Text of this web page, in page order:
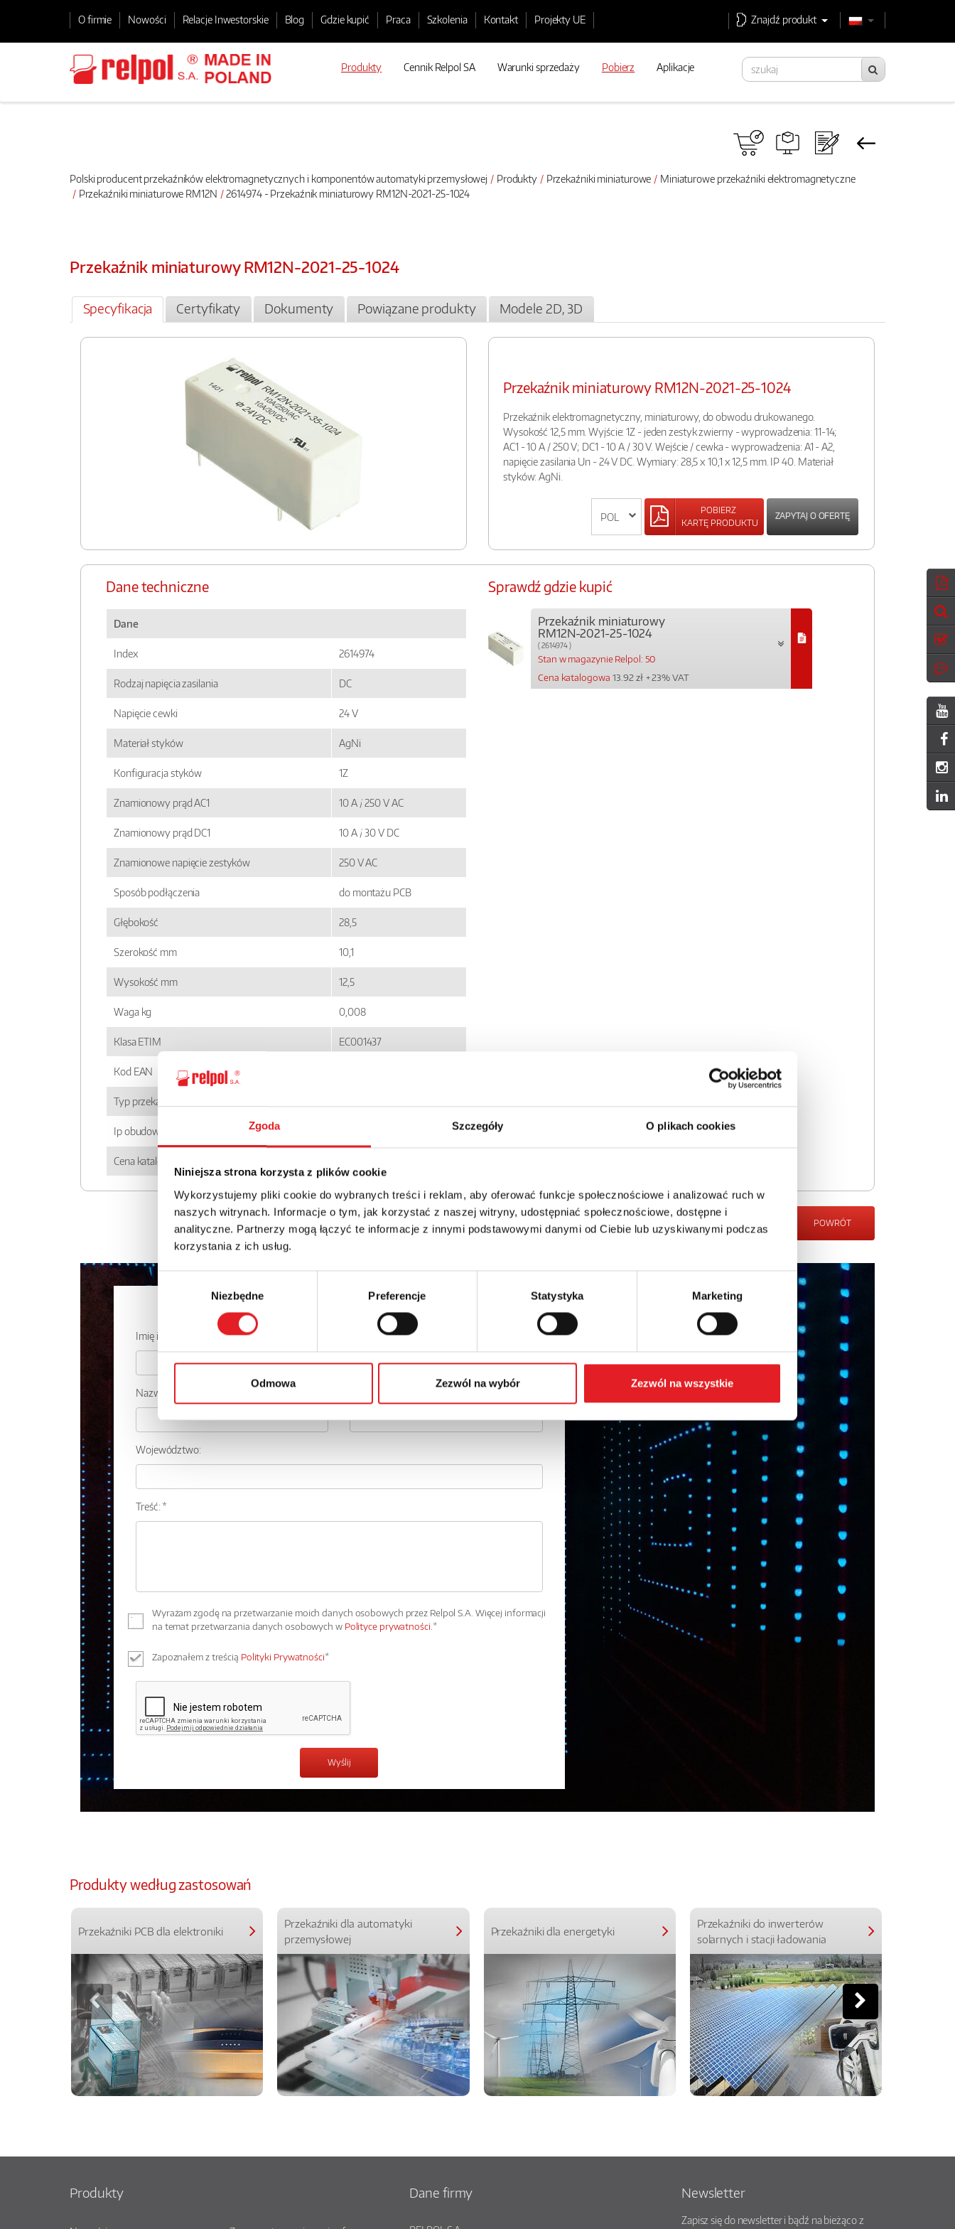
Zgoda Szczegóły O plikach cookies
Niniejsza strona korzysta z plików cookie
Wykorzystujemy pliki cookie do wybranych treści i reklam, aby oferować funkcje społecznościowe i analizować ruch w
naszych witrynach. Informacje o tym, jak korzystać z naszej witryny, udostępniać społecznościowe, dostępne i
analityczne. Partnerzy mogą łączyć te informacje z innymi podstawowymi danymi od Ciebie lub uzyskiwanymi podczas
korzystania z ich usług.
Niezbędne Preferencje Statystyka Marketing
Odmowa Zezwól na wybór Zezwól na wszystkie
O firmie Nowości Relacje Inwestorskie Blog Gdzie kupić Praca Szkolenia Kontakt Projekty UE Znajdź produkt
Produkty Cennik Relpol SA Warunki sprzedaży Pobierz Aplikacje
Polski producent przekaźników elektromagnetycznych i komponentów automatyki przemysłowej Produkty Przekaźniki miniaturowe
Miniaturowe przekaźniki elektromagnetyczne
Przekaźniki miniaturowe RM12N
2614974 - Przekaźnik miniaturowy RM12N-2021-25-1024
Przekaźnik miniaturowy RM12N-2021-25-1024
Specyfikacja Certyfikaty Dokumenty Powiązane produkty Modele 2D, 3D
Przekaźnik miniaturowy RM12N-2021-25-1024
Przekaźnik elektromagnetyczny, miniaturowy, do obwodu drukowanego.
Wysokość 12,5 mm. Wyjście: 1Z - jeden zestyk zwierny - wyprowadzenia: 11-14;
AC1 - 10 A / 250 V; DC1 - 10 A / 30 V. Wejście / cewka - wyprowadzenia: A1 - A2,
napięcie zasilania Un - 24 V DC. Wymiary: 28,5 x 10,1 x 12,5 mm. IP 40. Materiał
styków: AgNi.
POBIERZ
KARTĘ PRODUKTU
ZAPYTAJ O OFERTĘ
Dane techniczne
Dane
Index 2614974
Rodzaj napięcia zasilania DC
Napięcie cewki 24 V
Materiał styków AgNi
Konfiguracja styków 1Z
Znamionowy prąd AC1 10 A / 250 V AC
Znamionowy prąd DC1 10 A / 30 V DC
Znamionowe napięcie zestyków 250 V AC
Sposób podłączenia do montażu PCB
Głębokość 28,5
Szerokość mm 10,1
Wysokość mm 12,5
Waga kg 0,008
Klasa ETIM EC001437
Kod EAN
Typ przekaźnika
Ip obudowy
Cena katalogowa
Sprawdź gdzie kupić
Przekaźnik miniaturowy
RM12N-2021-25-1024
( 2614974 )
Stan w magazynie Relpol: 50
Cena katalogowa 13.92 zł + 23% VAT
POWRÓT
Zapytaj o szczegóły oferty
Imię i nazwisko: * Adres e-mail: *
Nazwa firmy:
Województwo:
Treść: *
Wyrażam zgodę na przetwarzanie moich danych osobowych przez Relpol S.A. Więcej informacji
na temat przetwarzania danych osobowych w Polityce prywatności.*
Zapoznałem z treścią Polityki Prywatności*
Produkty według zastosowań
Przekaźniki PCB dla elektroniki
Przekaźniki dla automatyki
przemysłowej
Przekaźniki dla energetyki
Przekaźniki do inwerterów
solarnych i stacji ładowania
Produkty Dane firmy Newsletter
Zapisz się do newsletter i bądź na bieżąco z